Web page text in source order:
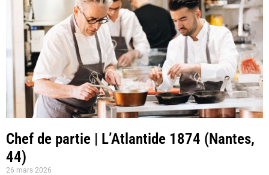
Chef de partie | L’Atlantide 1874 (Nantes,
44)
26 mars 2026